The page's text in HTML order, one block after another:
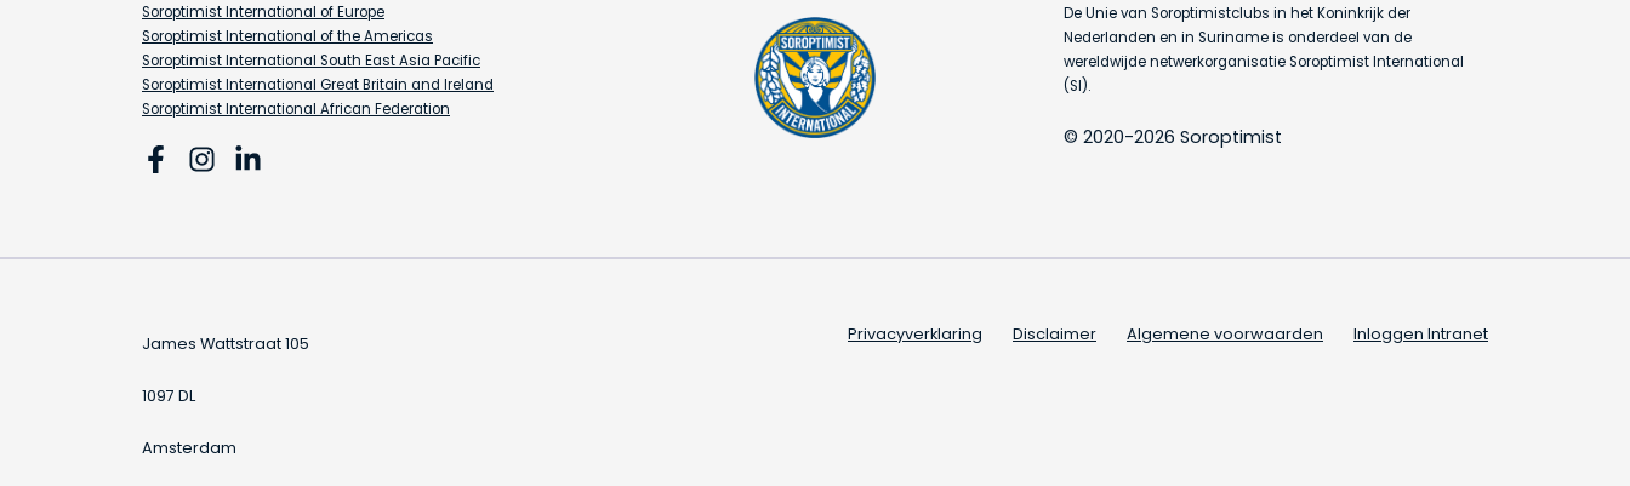
Soroptimist International of Europe
Soroptimist International of the Americas
Soroptimist International South East Asia Pacific
Soroptimist International Great Britain and Ireland
Soroptimist International African Federation
De Unie van Soroptimistclubs in het Koninkrijk der
Nederlanden en in Suriname is onderdeel van de
wereldwijde netwerkorganisatie Soroptimist International
(SI).
© 2020-2026 Soroptimist
James Wattstraat 105
1097 DL
Amsterdam
Privacyverklaring Disclaimer Algemene voorwaarden Inloggen Intranet